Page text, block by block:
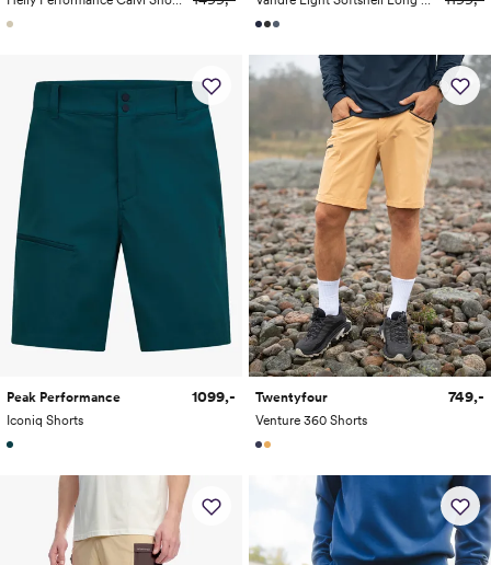
Peak Performance
Iconiq Shorts
1099,-
Twentyfour
Venture 360 Shorts
749,-